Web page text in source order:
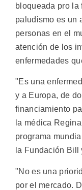
bloqueada pro la
paludismo es un
personas en el
atención de los
enfermedades
"Es una
y a Europa, de
financiamiento
la médica
programa
la Fundación Bill
"No es una
por el mercado.